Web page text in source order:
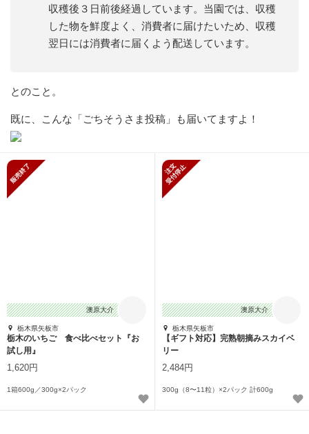
収穫後３日前後経過しています。当園では、収穫
した物を鮮度よく、消費者に届けたいため、収穫
翌日には消費者に届くよう配送しています。
とのこと。
既に、こんな「ごちそうさま投稿」も届いてますよ！
澳原大介
栃木県矢板市
栃木のいちご 食べ比べセット『お
試し用』
1,620円
1箱600g／300g×2パック
澳原大介
栃木県矢板市
【ギフト対応】完熟朝摘みスカイベ
リー
2,484円
300g（8〜11粒）×2パック 計600g